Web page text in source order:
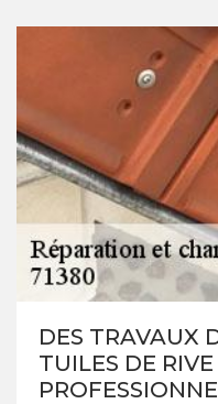
DES TRAVAUX
TUILES DE